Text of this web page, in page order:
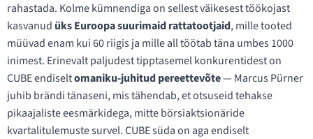
rahastada. Kolme kümnendiga on sellest väikesest töökojast
kasvanud üks Euroopa suurimaid rattatootjaid, mille tooted
müüvad enam kui 60 riigis ja mille all töötab täna umbes 1000
inimest. Erinevalt paljudest tipptasemel konkurentidest on
CUBE endiseltomaniku-juhitud pereettevõte— Marcus Pürner
juhib brändi tänaseni, mis tähendab, et otsuseid tehakse
pikaajaliste eesmärkidega, mitte börsiaktsionäride
kvartalitulemuste survel. CUBE süda on aga endiselt